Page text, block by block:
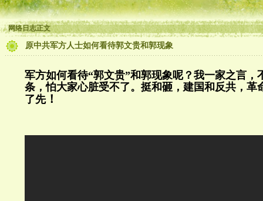
网络日志正文
原中共军方人士如何看待郭文贵和郭现象
军方如何看待“郭文贵”和郭现象呢？我一家之言，
条，怕大家心脏受不了。挺和砸，建国和反共，革
了先！